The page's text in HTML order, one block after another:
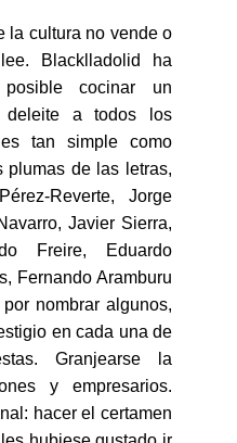
la cultura no vende o
Blacklladolid ha
cocinar un
deleite a todos los
tan simple como
plumas de las letras,
Reverte, Jorge
Javier Sierra,
Freire, Eduardo
Fernando Aramburu
nombrar algunos,
en cada una de
Granjearse la
y empresarios.
hacer el certamen